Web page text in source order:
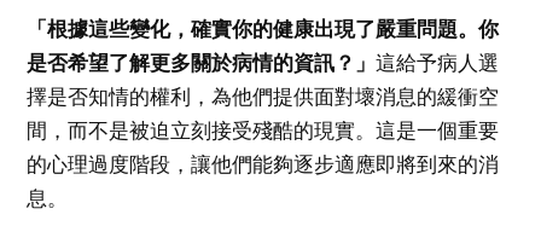
「根據這些變化，確實你的健康出現了嚴重問題。你
是否希望了解更多關於病情的資訊？」這給予病人選
擇是否知情的權利，為他們提供面對壞消息的緩衝空
間，而不是被迫立刻接受殘酷的現實。這是一個重要
的心理過度階段，讓他們能夠逐步適應即將到來的消
息。